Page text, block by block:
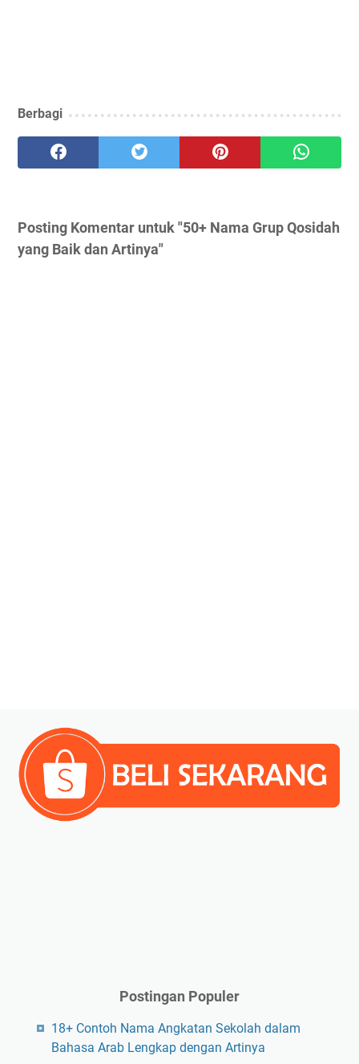
Berbagi
Posting Komentar untuk "50+ Nama Grup Qosidah
yang Baik dan Artinya"
Postingan Populer
18+ Contoh Nama Angkatan Sekolah dalam
Bahasa Arab Lengkap dengan Artinya